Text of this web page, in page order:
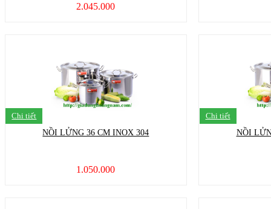
2.045.000
Chi tiết
NỒI LỬNG 36 CM INOX 304
1.050.000
Chi tiết
NỒI